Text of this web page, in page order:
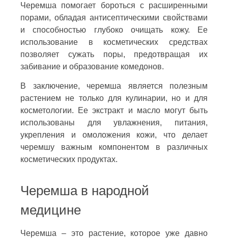
Черемша помогает бороться с расширенными
порами, обладая антисептическими свойствами
и способностью глубоко очищать кожу. Ее
использование в косметических средствах
позволяет сужать поры, предотвращая их
забивание и образование комедонов.
В заключение, черемша является полезным
растением не только для кулинарии, но и для
косметологии. Ее экстракт и масло могут быть
использованы для увлажнения, питания,
укрепления и омоложения кожи, что делает
черемшу важным компонентом в различных
косметических продуктах.
Черемша в народной
медицине
Черемша – это растение, которое уже давно